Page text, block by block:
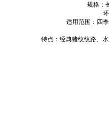
规格：
适用范围：四
特点：经典猪纹纹路、